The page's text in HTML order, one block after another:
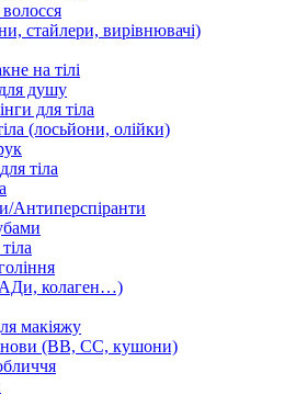
стайлери, вирівнювачі)
на тілі
душу
для тіла
(лосьйони, олійки)
тіла
Антиперспіранти
колаген…)
макіяжу
(BB, CC, кушони)